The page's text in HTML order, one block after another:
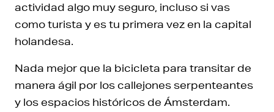
actividad algo muy seguro, incluso si vas
como turista y es tu primera vez en la capital
holandesa.
Nada mejor que la bicicleta para transitar de
manera ágil por los callejones serpenteantes
y los espacios históricos de Ámsterdam.